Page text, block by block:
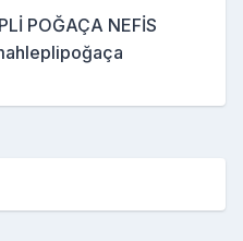
POĞAÇA NEFİS